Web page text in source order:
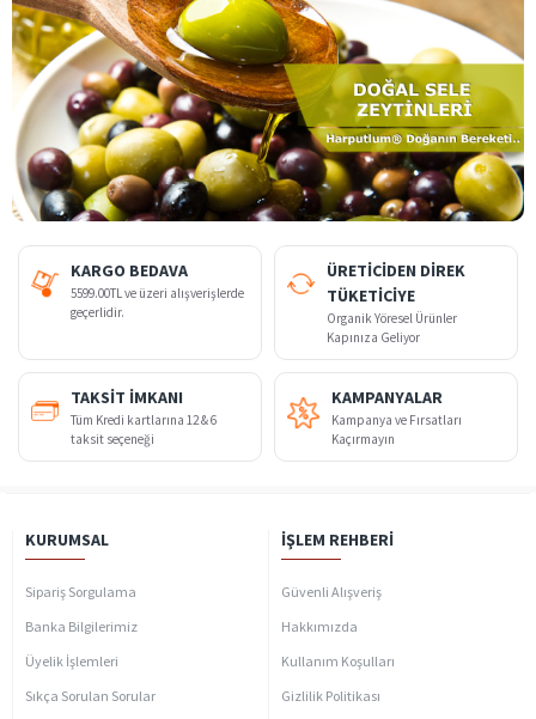
KARGO BEDAVA
5599.00TL ve üzeri alışverişlerde
geçerlidir.
ÜRETİCİDEN DİREK
TÜKETİCİYE
Organik Yöresel Ürünler
Kapınıza Geliyor
TAKSIT İMKANI
Tüm Kredi kartlarına 12 & 6
taksit seçeneği
KAMPANYALAR
Kampanya ve Fırsatları
Kaçırmayın
KURUMSAL
Sipariş Sorgulama
Banka Bilgilerimiz
Üyelik İşlemleri
Sıkça Sorulan Sorular
İŞLEM REHBERI
Güvenli Alışveriş
Hakkımızda
Kullanım Koşulları
Gizlilik Politikası